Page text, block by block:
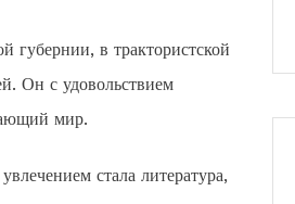
губернии, в трактористской
Он с удовольствием
мир.
стала литература,